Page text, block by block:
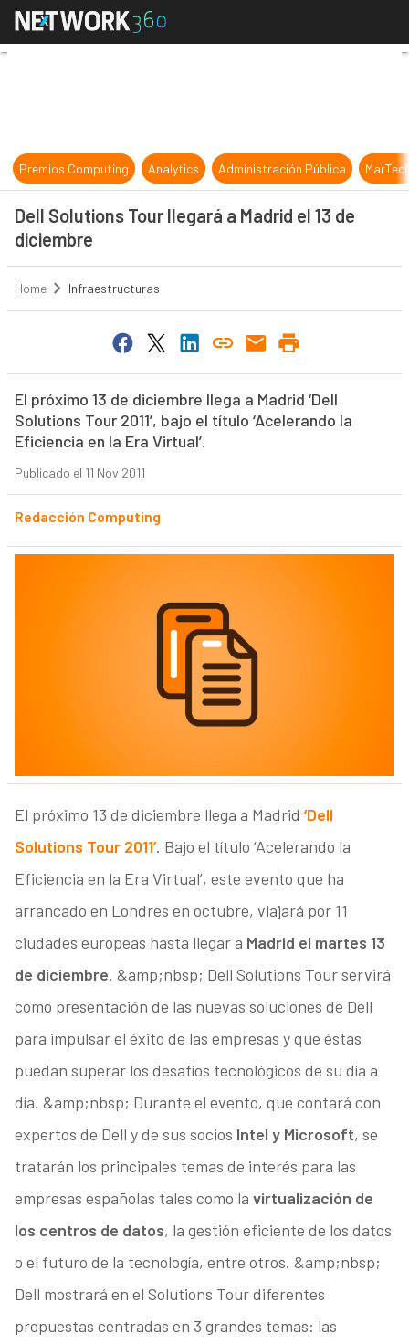
Dell Solutions Tour llegará a
Premios Computing Analytics Administración Pública
Dell Solutions Tour llegará a Madrid el 13 de
diciembre
Home Infraestructuras
El próximo 13 de diciembre llega a Madrid ‘Dell
Solutions Tour 2011’, bajo el título ‘Acelerando la
Eficiencia en la Era Virtual’.
Publicado el 11 Nov 2011
Redacción Computing
El próximo 13 de diciembre llega a Madrid ‘Dell
Solutions Tour 2011’. Bajo el título ‘Acelerando la
Eficiencia en la Era Virtual’, este evento que ha
arrancado en Londres en octubre, viajará por 11
ciudades europeas hasta llegar a Madrid el martes 13
de diciembre. &amp;nbsp; Dell Solutions Tour servirá
como presentación de las nuevas soluciones de Dell
para impulsar el éxito de las empresas y que éstas
puedan superar los desafíos tecnológicos de su día a
día. &amp;nbsp; Durante el evento, que contará con
expertos de Dell y de sus socios Intel y Microsoft, se
tratarán los principales temas de interés para las
empresas españolas tales como la virtualización de
los centros de datos, la gestión eficiente de los datos
o el futuro de la tecnología, entre otros. &amp;nbsp;
Dell mostrará en el Solutions Tour diferentes
propuestas centradas en 3 grandes temas: las